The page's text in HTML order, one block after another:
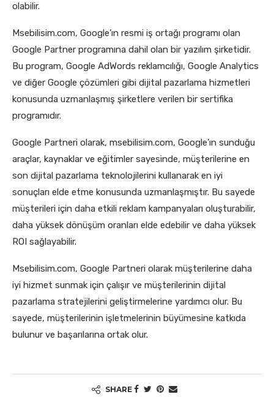
olabilir.
Msebilisim.com, Google’ın resmi iş ortağı programı olan
Google Partner programına dahil olan bir yazılım şirketidir.
Bu program, Google AdWords reklamcılığı, Google Analytics
ve diğer Google çözümleri gibi dijital pazarlama hizmetleri
konusunda uzmanlaşmış şirketlere verilen bir sertifika
programıdır.
Google Partneri olarak, msebilisim.com, Google’ın sunduğu
araçlar, kaynaklar ve eğitimler sayesinde, müşterilerine en
son dijital pazarlama teknolojilerini kullanarak en iyi
sonuçları elde etme konusunda uzmanlaşmıştır. Bu sayede
müşterileri için daha etkili reklam kampanyaları oluşturabilir,
daha yüksek dönüşüm oranları elde edebilir ve daha yüksek
ROI sağlayabilir.
Msebilisim.com, Google Partneri olarak müşterilerine daha
iyi hizmet sunmak için çalışır ve müşterilerinin dijital
pazarlama stratejilerini geliştirmelerine yardımcı olur. Bu
sayede, müşterilerinin işletmelerinin büyümesine katkıda
bulunur ve başarılarına ortak olur.
SHARE